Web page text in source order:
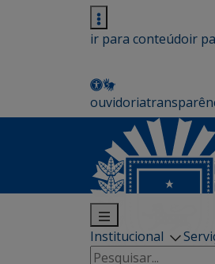
ir para conteúdoir
ouvidoria
Institucional
Pesquisar